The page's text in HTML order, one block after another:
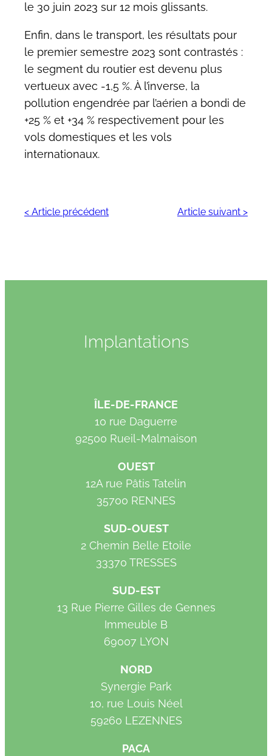
le 30 juin 2023 sur 12 mois glissants.
Enfin, dans le transport, les résultats pour
le premier semestre 2023 sont contrastés :
le segment du routier est devenu plus
vertueux avec -1,5 %. À l’inverse, la
pollution engendrée par l’aérien a bondi de
+25 % et +34 % respectivement pour les
vols domestiques et les vols
internationaux.
< Article précédent Article suivant >
Implantations
ÎLE-DE-FRANCE
10 rue Daguerre
92500 Rueil-Malmaison
OUEST
12A rue Pâtis Tatelin
35700 RENNES
SUD-OUEST
2 Chemin Belle Etoile
33370 TRESSES
SUD-EST
13 Rue Pierre Gilles de Gennes
Immeuble B
69007 LYON
NORD
Synergie Park
10, rue Louis Néel
59260 LEZENNES
PACA